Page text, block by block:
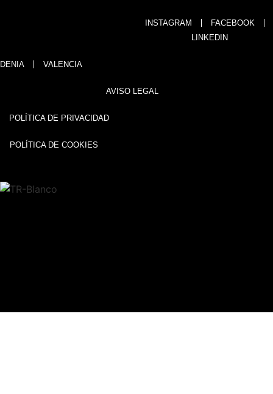
INSTAGRAM
FACEBOOK
LINKEDIN
AVISO LEGAL
POLÍTICA DE PRIVACIDAD
POLÍTICA DE COOKIES
DENIA VALENCIA